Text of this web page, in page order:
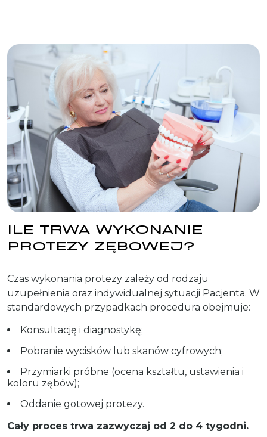
ILE TRWA WYKONANIE
PROTEZY ZĘBOWEJ?
Czas wykonania protezy zależy od rodzaju
uzupełnienia oraz indywidualnej sytuacji Pacjenta. W
standardowych przypadkach procedura obejmuje:
Konsultację i diagnostykę;
Pobranie wycisków lub skanów cyfrowych;
Przymiarki próbne (ocena kształtu, ustawienia i
koloru zębów);
Oddanie gotowej protezy.
Cały proces trwa zazwyczaj od 2 do 4 tygodni.